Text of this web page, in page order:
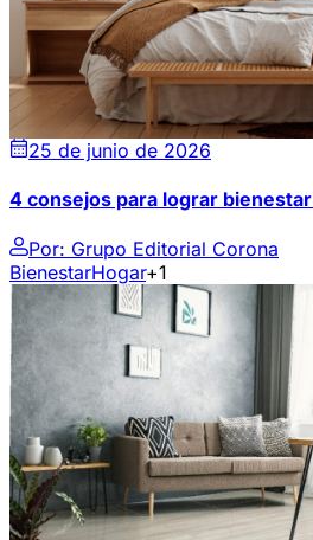
25 de junio de 2026
4 consejos para lograr
Por: Grupo Editorial Corona
BienestarHogar+1